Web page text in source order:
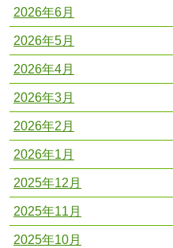
2026年6月
2026年5月
2026年4月
2026年3月
2026年2月
2026年1月
2025年12月
2025年11月
2025年10月